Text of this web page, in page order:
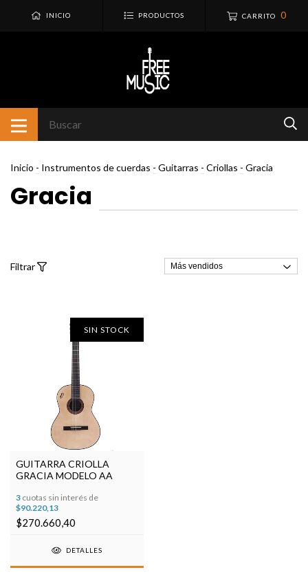
INICIO PRODUCTOS CARRITO 0
Inicio - Instrumentos de cuerdas - Guitarras - Criollas - Gracia
Gracia
Filtrar
SIN STOCK
GUITARRA CRIOLLA
GRACIA MODELO AA
3 cuotas sin interés de
$90.220,13
$270.660,40
DETALLES